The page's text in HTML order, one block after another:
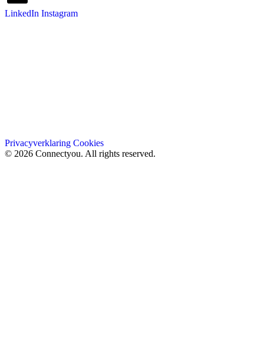
LinkedIn Instagram
Privacyverklaring Cookies
© 2026 Connectyou. All rights reserved.